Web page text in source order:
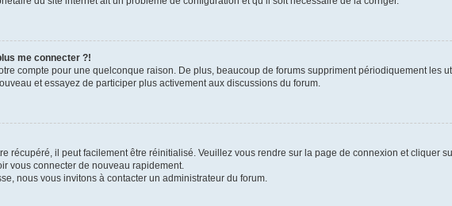
me connecter ?!
compte pour une quelconque raison. De plus, beaucoup de forums suppriment périodiquement les
et essayez de participer plus activement aux discussions du forum.
récupéré, il peut facilement être réinitialisé. Veuillez vous rendre sur la page de connexion et cliquer
vous connecter de nouveau rapidement.
nous vous invitons à contacter un administrateur du forum.